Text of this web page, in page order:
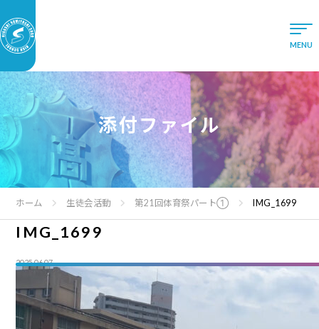
添付ファイル
ホーム 生徒会活動 第21回体育祭パート① IMG_1699
IMG_1699
2025.06.07